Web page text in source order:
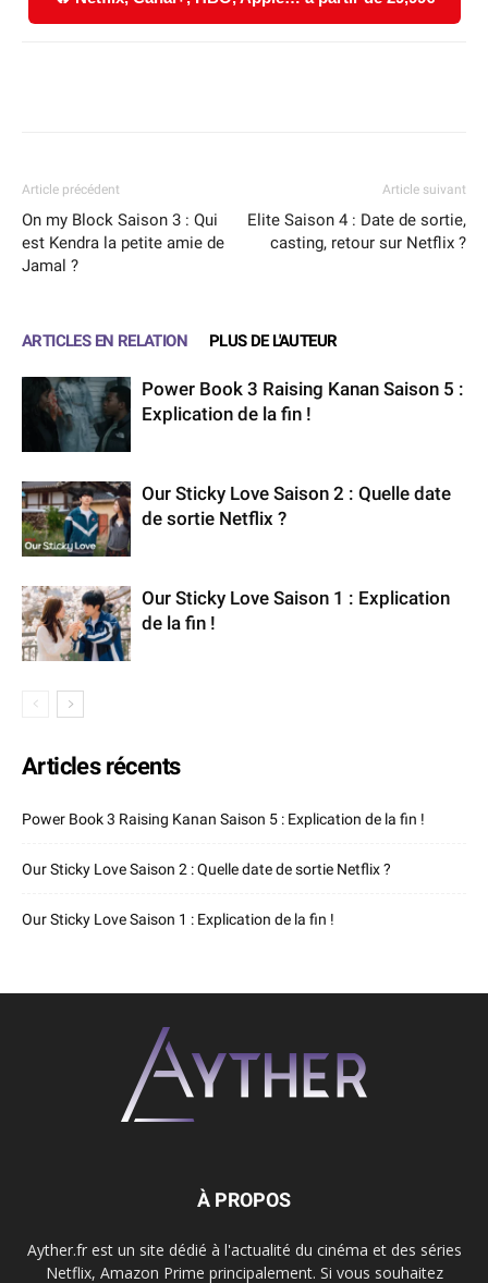
Article précédent
On my Block Saison 3 : Qui
est Kendra la petite amie de
Jamal ?
Article suivant
Elite Saison 4 : Date de sortie,
casting, retour sur Netflix ?
ARTICLES EN RELATION PLUS DE L'AUTEUR
Power Book 3 Raising Kanan Saison 5 :
Explication de la fin !
Our Sticky Love Saison 2 : Quelle date
de sortie Netflix ?
Our Sticky Love Saison 1 : Explication
de la fin !
Articles récents
Power Book 3 Raising Kanan Saison 5 : Explication de la fin !
Our Sticky Love Saison 2 : Quelle date de sortie Netflix ?
Our Sticky Love Saison 1 : Explication de la fin !
À PROPOS
Ayther.fr est un site dédié à l'actualité du cinéma et des séries
Netflix, Amazon Prime principalement. Si vous souhaitez